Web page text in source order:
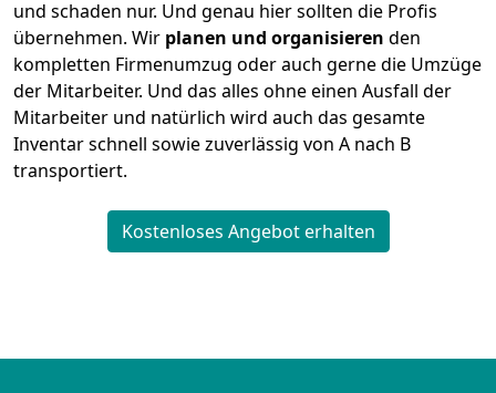
und schaden nur. Und genau hier sollten die Profis
übernehmen. Wir planen und organisieren den
kompletten Firmenumzug oder auch gerne die Umzüge
der Mitarbeiter. Und das alles ohne einen Ausfall der
Mitarbeiter und natürlich wird auch das gesamte
Inventar schnell sowie zuverlässig von A nach B
transportiert.
Kostenloses Angebot erhalten